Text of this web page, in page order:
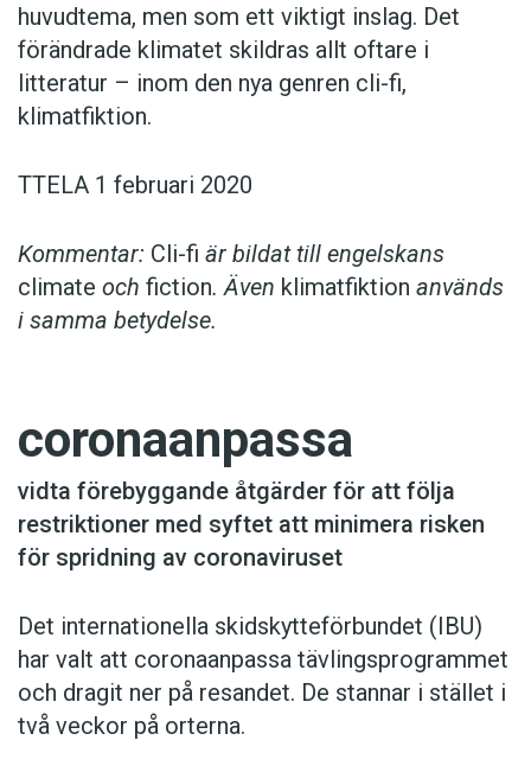
huvudtema, men som ett viktigt inslag. Det
förändrade klimatet skildras allt oftare i
litteratur – inom den nya genren cli-fi,
klimatfiktion.
TTELA 1 februari 2020
Kommentar: Cli-fi är bildat till engelskans
climate och fiction. Även klimatfiktion används
i samma betydelse.
coronaanpassa
vidta förebyggande åtgärder för att följa
restriktioner med syftet att minimera risken
för spridning av coronaviruset
Det internationella skidskytteförbundet (IBU)
har valt att coronaanpassa tävlingsprogrammet
och dragit ner på resandet. De stannar i stället i
två veckor på orterna.